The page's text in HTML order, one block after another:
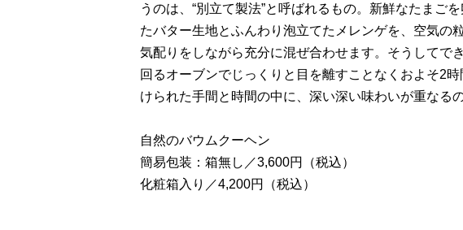
うのは、“別立て製法”と呼ばれるもの。新鮮なたまご
たバター生地とふんわり泡立てたメレンゲを、空気の
気配りをしながら充分に混ぜ合わせます。そうしてで
回るオーブンでじっくりと目を離すことなくおよそ2
けられた手間と時間の中に、深い深い味わいが重なるの
自然のバウムクーヘン
簡易包装：箱無し／3,600円（税込）
化粧箱入り／4,200円（税込）